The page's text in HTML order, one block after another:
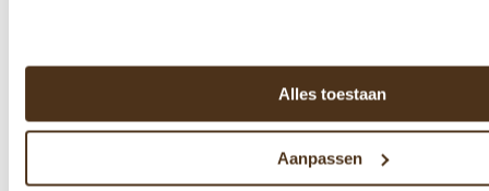
Alles toestaan
Aanpassen